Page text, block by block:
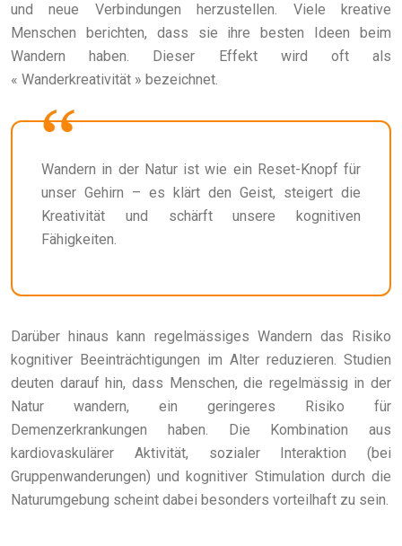
und neue Verbindungen herzustellen. Viele kreative
Menschen berichten, dass sie ihre besten Ideen beim
Wandern haben. Dieser Effekt wird oft als
« Wanderkreativität » bezeichnet.
Wandern in der Natur ist wie ein Reset-Knopf für
unser Gehirn – es klärt den Geist, steigert die
Kreativität und schärft unsere kognitiven
Fähigkeiten.
Darüber hinaus kann regelmässiges Wandern das Risiko
kognitiver Beeinträchtigungen im Alter reduzieren. Studien
deuten darauf hin, dass Menschen, die regelmässig in der
Natur wandern, ein geringeres Risiko für
Demenzerkrankungen haben. Die Kombination aus
kardiovaskulärer Aktivität, sozialer Interaktion (bei
Gruppenwanderungen) und kognitiver Stimulation durch die
Naturumgebung scheint dabei besonders vorteilhaft zu sein.